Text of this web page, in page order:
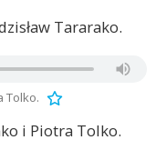
Tararako.
Tolko.
i Piotra Tolko.